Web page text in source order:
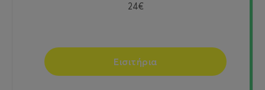
24€
Εισιτήρια